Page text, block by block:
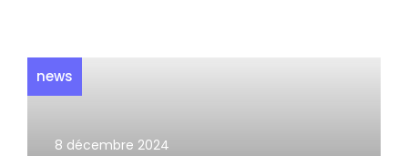
news
8 décembre 2024